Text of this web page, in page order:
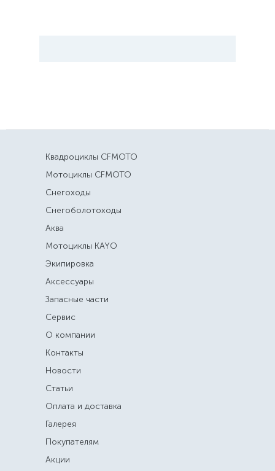
Квадроциклы CFMOTO
Мотоциклы CFMOTO
Снегоходы
Снегоболотоходы
Аква
Мотоциклы KAYO
Экипировка
Аксессуары
Запасные части
Сервис
О компании
Контакты
Новости
Статьи
Оплата и доставка
Галерея
Покупателям
Акции